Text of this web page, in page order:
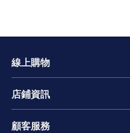
線上購物
店鋪資訊
顧客服務